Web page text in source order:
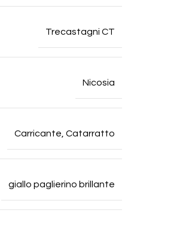
Trecastagni CT
Nicosia
Carricante Catarratto
giallo paglierino brillante